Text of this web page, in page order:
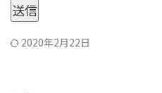
送信
2020年2月22日